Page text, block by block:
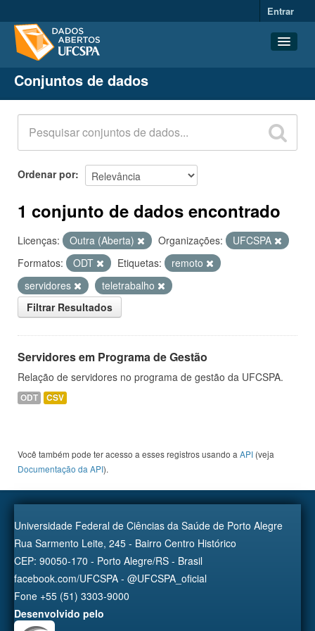
Entrar
Conjuntos de dados
Organizações
Grupos
Sobre
Conjuntos de dados
Ordenar por
1 conjunto de dados encontrado
Licenças: Outra (Aberta) Organizações:
UFCSPA
Formatos:
ODT Etiquetas:
remoto
servidores
teletrabalho
Filtrar Resultados
Servidores em Programa de Gestão
Relação de servidores no programa de gestão da UFCSPA.
ODT CSV
Você também pode ter acesso a esses registros usando a API (veja
Documentação da API).
Universidade Federal de Ciências da Saúde de Porto Alegre
Rua Sarmento Leite, 245 - Bairro Centro Histórico
CEP: 90050-170 - Porto Alegre/RS - Brasil
facebook.com/UFCSPA - @UFCSPA_oficial
Fone +55 (51) 3303-9000
Desenvolvido pelo